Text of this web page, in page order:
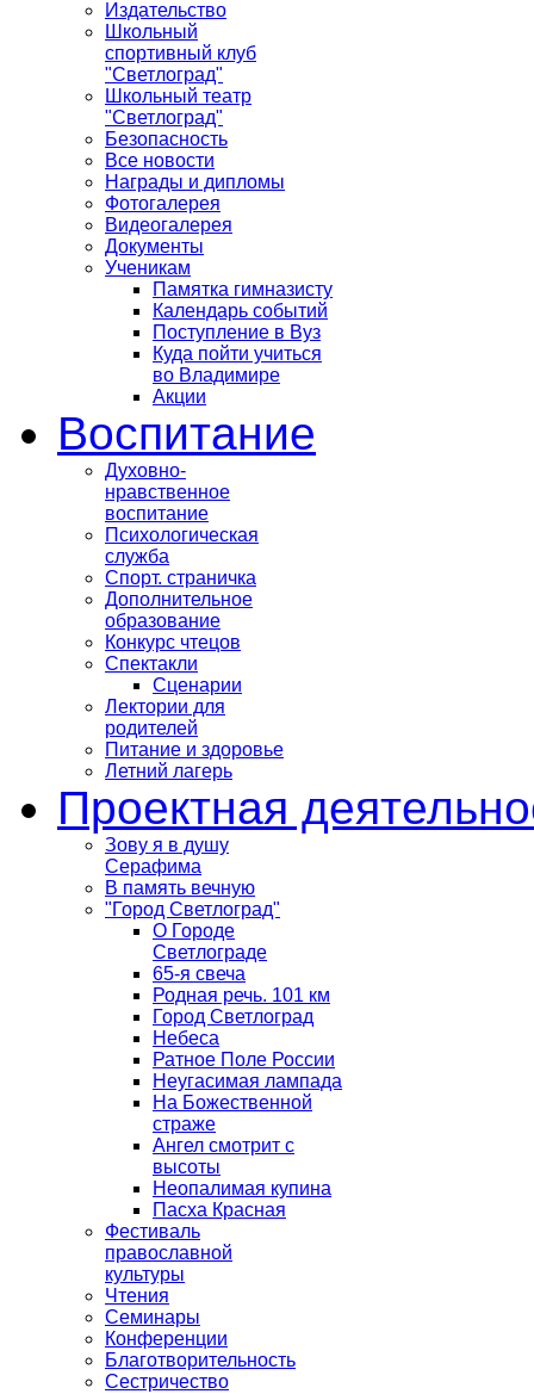
Издательство
Школьный
спортивный клуб
"Светлоград"
Школьный театр
"Светлоград"
Безопасность
Все новости
Награды и дипломы
Фотогалерея
Видеогалерея
Документы
Ученикам
Памятка гимназисту
Календарь событий
Поступление в Вуз
Куда пойти учиться
во Владимире
Акции
Воспитание
Духовно-
нравственное
воспитание
Психологическая
служба
Спорт. страничка
Дополнительное
образование
Конкурс чтецов
Спектакли
Сценарии
Лектории для
родителей
Питание и здоровье
Летний лагерь
Проектная
Зову я в душу
Серафима
В память вечную
"Город Светлоград"
О Городе
Светлограде
65-я свеча
Родная речь. 101 км
Город Светлоград
Небеса
Ратное Поле России
Неугасимая лампада
На Божественной
страже
Ангел смотрит с
высоты
Неопалимая купина
Пасха Красная
Фестиваль
православной
культуры
Чтения
Семинары
Конференции
Благотворительность
Сестричество